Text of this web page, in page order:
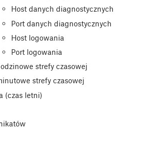
Host danych diagnostycznych
Port danych diagnostycznych
Host logowania
Port logowania
strefy czasowej
strefy czasowej
(czas letni)